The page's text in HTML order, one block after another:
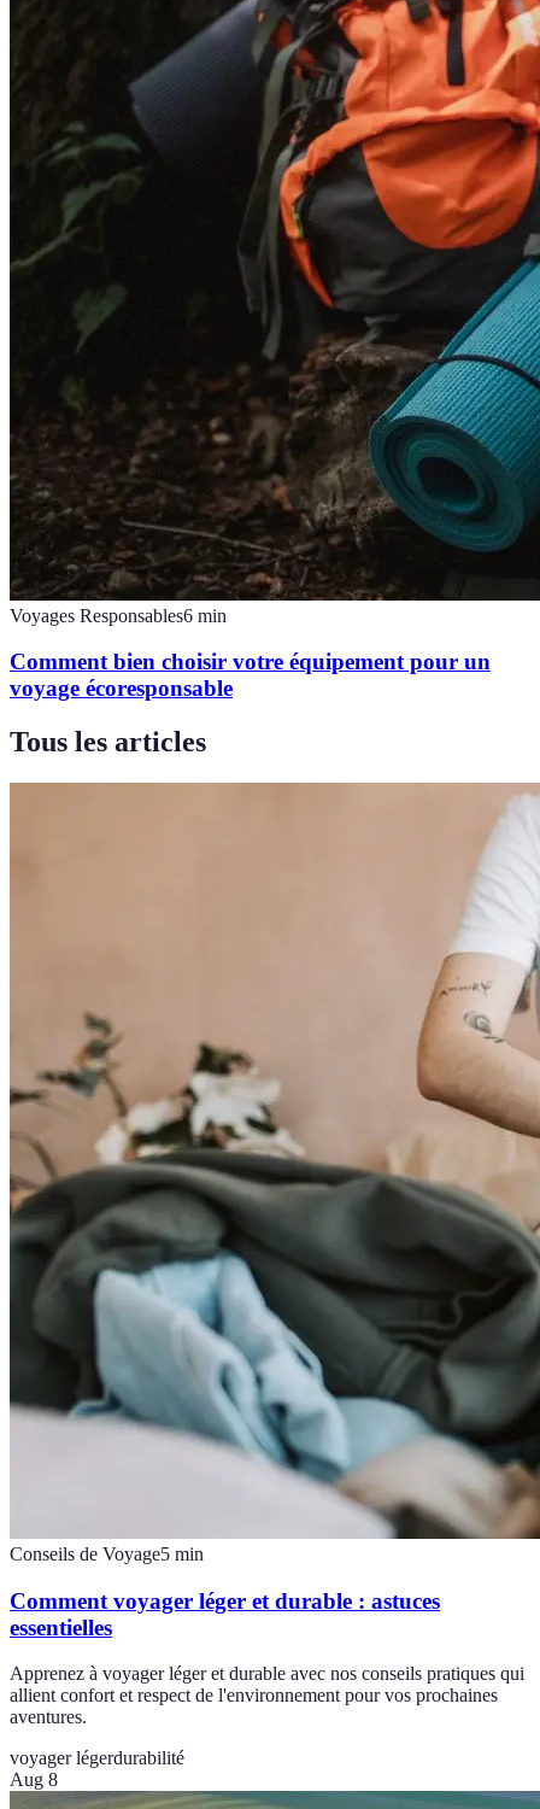
Voyages Responsables6 min
Comment bien choisir votre équipement pour un
voyage écoresponsable
Tous les articles
Conseils de Voyage5 min
Comment voyager léger et durable : astuces
essentielles
Apprenez à voyager léger et durable avec nos conseils pratiques qui
allient confort et respect de l'environnement pour vos prochaines
aventures.
voyager légerdurabilité
Aug 8